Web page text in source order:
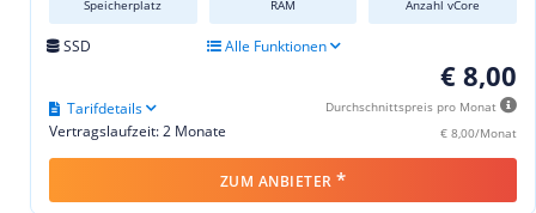
Speicherplatz RAM Anzahl vCore
SSD Alle Funktionen
€ 8,00
Durchschnittspreis pro Monat
€ 8,00/Monat
Vertragslaufzeit: 2 Monate
Tarifdetails
ZUM ANBIETER *